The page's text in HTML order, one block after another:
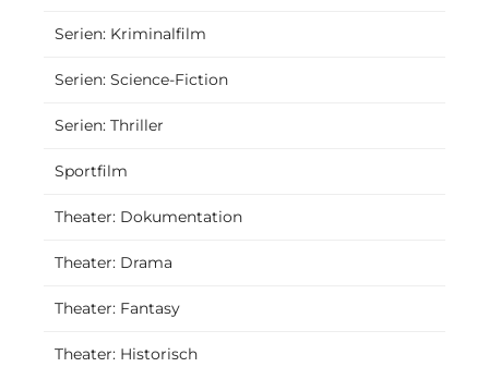
Serien: Kriminalfilm
Serien: Science-Fiction
Serien: Thriller
Sportfilm
Theater: Dokumentation
Theater: Drama
Theater: Fantasy
Theater: Historisch